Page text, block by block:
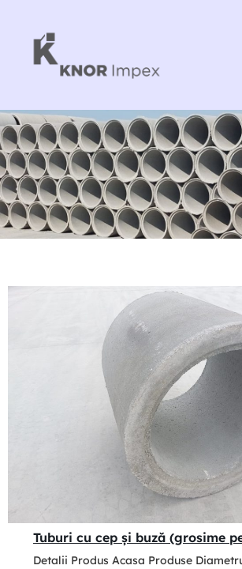
Tuburi cu cep şi buză (grosime
Detalii Produs Acasa Produse